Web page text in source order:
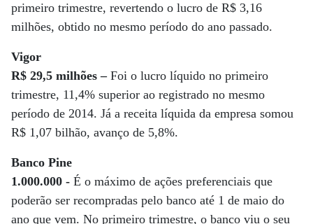
primeiro trimestre, revertendo o lucro de R$ 3,16
milhões, obtido no mesmo período do ano passado.
Vigor
R$ 29,5 milhões –Foi o lucro líquido no primeiro
trimestre, 11,4% superior ao registrado no mesmo
período de 2014. Já a receita líquida da empresa somou
R$ 1,07 bilhão, avanço de 5,8%.
Banco Pine
1.000.000 - É o máximo de ações preferenciais que
poderão ser recompradas pelo banco até 1 de maio do
ano que vem. No primeiro trimestre, o banco viu o seu